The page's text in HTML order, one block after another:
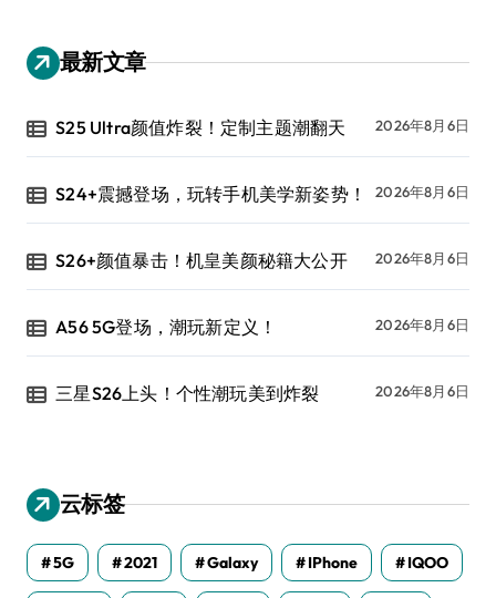
最新文章
S25 Ultra颜值炸裂！定制主题潮翻天 2026年8月6日
S24+震撼登场，玩转手机美学新姿势！ 2026年8月6日
S26+颜值暴击！机皇美颜秘籍大公开 2026年8月6日
A56 5G登场，潮玩新定义！ 2026年8月6日
三星S26上头！个性潮玩美到炸裂 2026年8月6日
云标签
5G 2021 Galaxy IPhone IQOO